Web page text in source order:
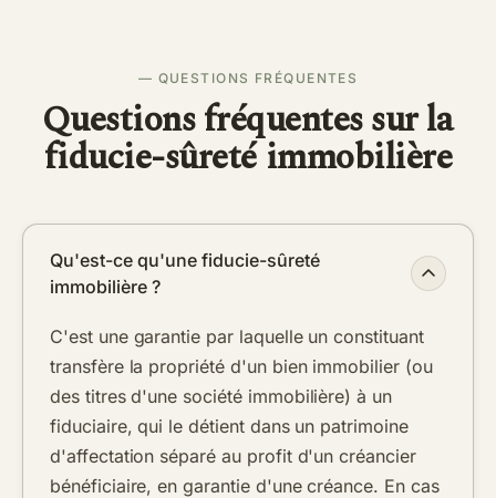
— QUESTIONS FRÉQUENTES
Questions fréquentes sur la
fiducie-sûreté immobilière
Qu'est-ce qu'une fiducie-sûreté
immobilière ?
C'est une garantie par laquelle un constituant
transfère la propriété d'un bien immobilier (ou
des titres d'une société immobilière) à un
fiduciaire, qui le détient dans un patrimoine
d'affectation séparé au profit d'un créancier
bénéficiaire, en garantie d'une créance. En cas